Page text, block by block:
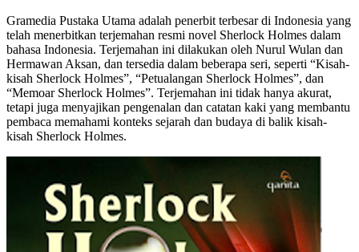
Gramedia Pustaka Utama adalah penerbit terbesar di Indonesia yang
telah menerbitkan terjemahan resmi novel Sherlock Holmes dalam
bahasa Indonesia. Terjemahan ini dilakukan oleh Nurul Wulan dan
Hermawan Aksan, dan tersedia dalam beberapa seri, seperti “Kisah-
kisah Sherlock Holmes”, “Petualangan Sherlock Holmes”, dan
“Memoar Sherlock Holmes”. Terjemahan ini tidak hanya akurat,
tetapi juga menyajikan pengenalan dan catatan kaki yang membantu
pembaca memahami konteks sejarah dan budaya di balik kisah-
kisah Sherlock Holmes.